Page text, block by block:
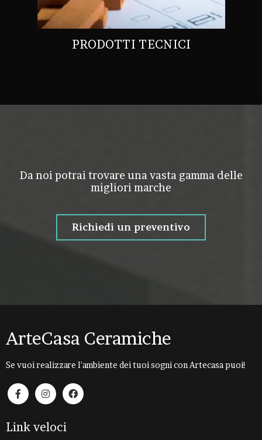
PRODOTTI TECNICI
Da noi potrai trovare una vasta gamma delle
migliori marche
Richiedi un preventivo
ArteCasa Ceramiche
Se vuoi realizzare l'ambiente dei tuoi sogni con Artecasa puoi!
Link veloci